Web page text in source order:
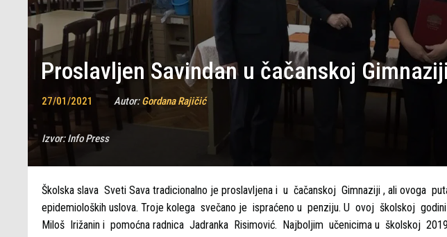
Proslavljen Savindan u čačanskoj Gimnaziji
27/01/2021 Autor:Gordana Rajičić
Izvor:Info Press
Školska slava Sveti Sava tradicionalno je proslavljena i u čačanskoj Gimnaziji , ali ovoga
epidemioloških uslova. Troje kolega svečano je ispraćeno u penziju. U ovoj školskoj
Miloš Irižanin i pomoćna radnica Jadranka Risimović. Najboljim učenicima u školskoj